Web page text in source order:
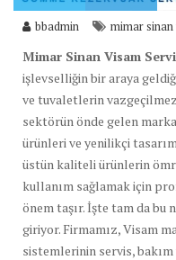
bbadmin mimar
Mimar Sinan Visam
işlevselliğin bir araya
ve tuvaletlerin
sektörün önde gelen
ürünleri ve yenilikçi
üstün kaliteli ürünlerin
kullanım sağlamak için
önem taşır. İşte tam da bu
giriyor. Firmamız, Visam
sistemlerinin servis,